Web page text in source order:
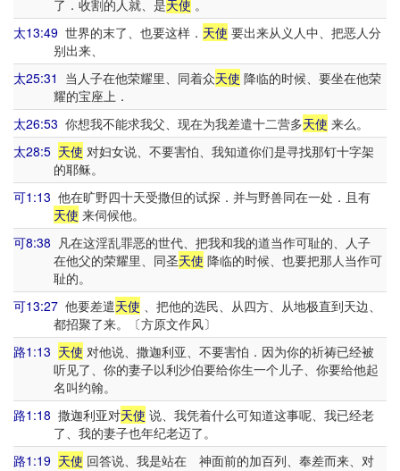
了．收割的人就、是天使 。
太13:49 世界的末了、也要这样． 天使 要出来从义人中、把恶人分
别出来、
太25:31 当人子在他荣耀里、同着众天使 降临的时候、要坐在他荣
耀的宝座上．
太26:53 你想我不能求我父、现在为我差遣十二营多天使 来么。
太28:5 天使 对妇女说、不要害怕、我知道你们是寻找那钉十字架
的耶稣。
可1:13 他在旷野四十天受撒但的试探．并与野兽同在一处．且有
天使 来伺候他。
可8:38 凡在这淫乱罪恶的世代、把我和我的道当作可耻的、人子
在他父的荣耀里、同圣天使 降临的时候、也要把那人当作可
耻的。
可13:27 他要差遣天使 、把他的选民、从四方、从地极直到天边、
都招聚了来。〔方原文作风〕
路1:13 天使 对他说、撒迦利亚、不要害怕．因为你的祈祷已经被
听见了、你的妻子以利沙伯要给你生一个儿子、你要给他起
名叫约翰。
路1:18 撒迦利亚对天使 说、我凭着什么可知道这事呢、我已经老
了、我的妻子也年纪老迈了。
路1:19 天使 回答说、我是站在 神面前的加百列、奉差而来、对